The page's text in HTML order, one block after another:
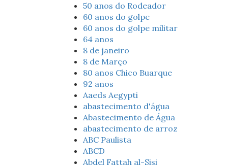
50 anos do Rodeador
60 anos do golpe
60 anos do golpe militar
64 anos
8 de janeiro
8 de Março
80 anos Chico Buarque
92 anos
Aaeds Aegypti
abastecimento d'água
Abastecimento de Água
abastecimento de arroz
ABC Paulista
ABCD
Abdel Fattah al-Sisi